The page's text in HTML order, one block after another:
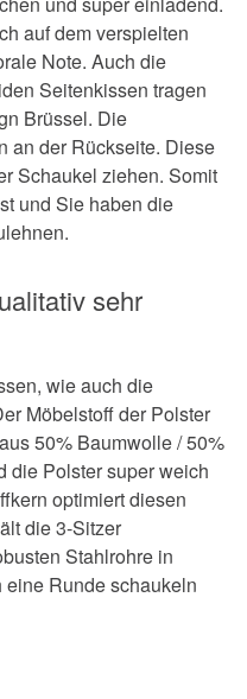
auf dem verspielten
Note. Auch die
Seitenkissen tragen
Brüssel. Die
an der Rückseite. Diese
Schaukel ziehen. Somit
und Sie haben die
sehr
wie auch die
Möbelstoff der Polster
50% Baumwolle / 50%
die Polster super weich
optimiert diesen
die 3-Sitzer
Stahlrohre in
Runde schaukeln